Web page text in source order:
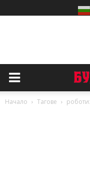
Начало Тагове